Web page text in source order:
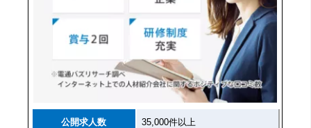
公開求人数 35,000件以上